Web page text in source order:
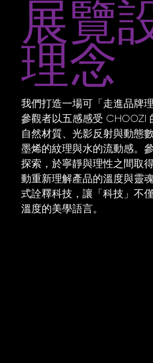
展覽
理念
我們打造一場可「走進品牌
參觀者以五感感受 CHOOZI
自然材質、光影反射與動態
墨烯的紋理與水的流動感。
探索，於寧靜與理性之間取
動重新理解產品的溫度與靈
式詮釋科技，讓「科技」不
溫度的美學語言。